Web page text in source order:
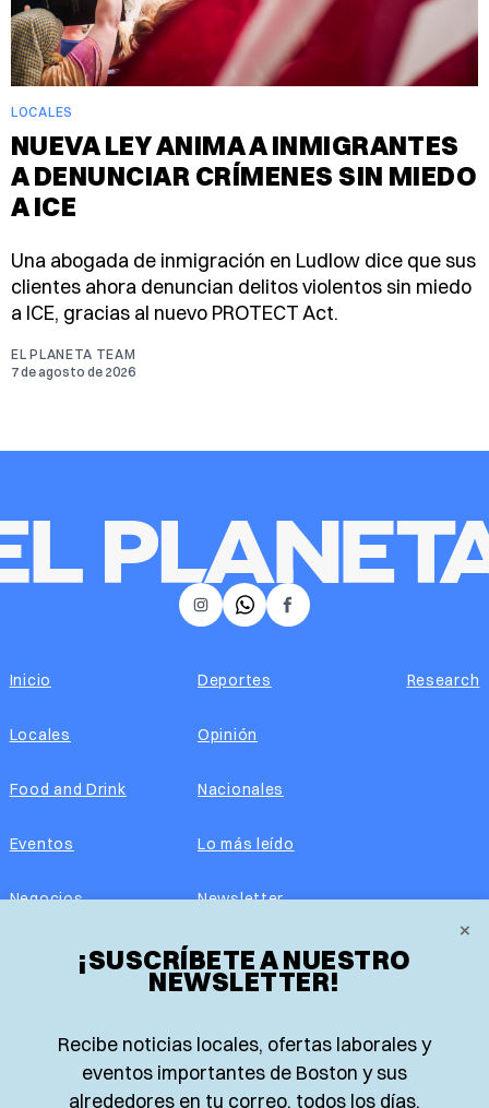
LOCALES
NUEVA LEY ANIMA A INMIGRANTES
A DENUNCIAR CRÍMENES SIN MIEDO
A ICE
Una abogada de inmigración en Ludlow dice que sus
clientes ahora denuncian delitos violentos sin miedo
a ICE, gracias al nuevo PROTECT Act.
EL PLANETA TEAM
7 de agosto de 2026
×
¡SUSCRÍBETE A NUESTRO
NEWSLETTER!
Recibe noticias locales, ofertas laborales y
eventos importantes de Boston y sus
alrededores en tu correo, todos los días.
𝕏 Facebook
Instagram
Inicio
Locales
Food and Drink
Eventos
Negocios
Real Estate
Guía de Recursos
Deportes
Opinión
Nacionales
Lo más leído
Newsletter
Edición impresa
Advertise with us
Research